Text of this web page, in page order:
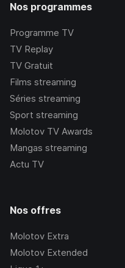
Nos programmes
Programme TV
TV Replay
TV Gratuit
Films streaming
Séries streaming
Sport streaming
Molotov TV Awards
Mangas streaming
Actu TV
Nos offres
Molotov Extra
Molotov Extended